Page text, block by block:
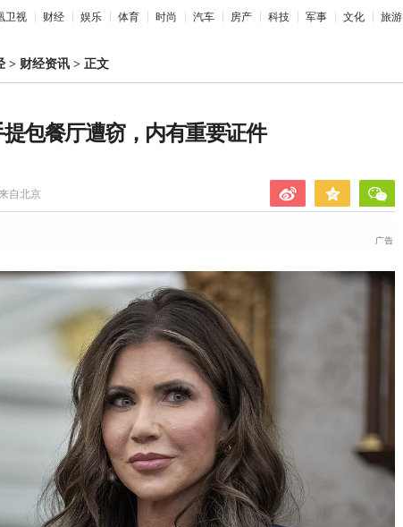
卫视 财经 娱乐 体育 时尚 汽车 房产 科技 军事 文化 旅游
> 财经资讯 > 正文
包餐厅遭窃，内有重要证件
自北京